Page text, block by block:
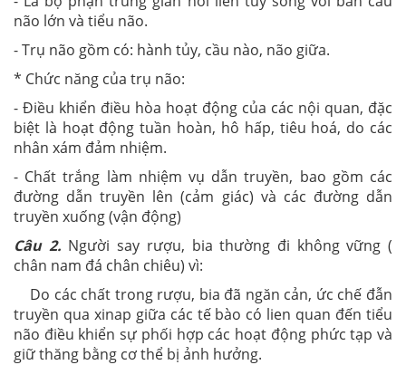
não lớn và tiểu não.
- Trụ não gồm có: hành tủy, cầu nào, não giữa.
* Chức năng của trụ não:
- Điều khiển điều hòa hoạt động của các nội quan, đặc
biệt là hoạt động tuần hoàn, hô hấp, tiêu hoá, do các
nhân xám đảm nhiệm.
- Chất trắng làm nhiệm vụ dẫn truyền, bao gồm các
đường dẫn truyền lên (cảm giác) và các đường dẫn
truyền xuống (vận động)
Câu 2. Người say rượu, bia thường đi không vững (
chân nam đá chân chiêu) vì:
Do các chất trong rượu, bia đã ngăn cản, ức chế đẫn
truyền qua xinap giữa các tế bào có lien quan đến tiểu
não điều khiển sự phối hợp các hoạt động phức tạp và
giữ thăng bằng cơ thể bị ảnh hưởng.